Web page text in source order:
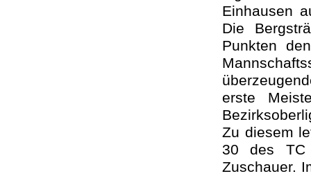
Einhausen
Die
Punkten
erste
Zu diesem
30 des TC
Zuschauer.